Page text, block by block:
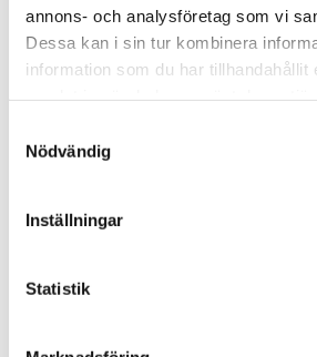
annons- och analysföretag som vi
Dessa kan i sin tur kombinera
information som du har tillhandahållit
Nödvändig
Inställningar
Statistik
Rangle
Gavesæt
Sutteklud med navn
Brodere navn
Bamser
Plysdyr